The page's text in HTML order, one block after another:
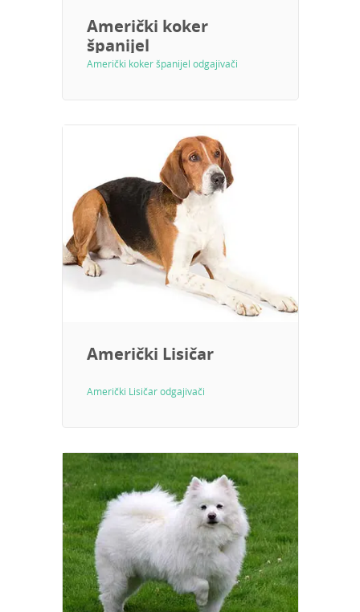
Američki koker
španijel
Američki koker španijel odgajivači
Američki Lisičar
Američki Lisičar odgajivači